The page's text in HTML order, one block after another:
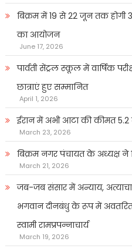
बिक्रम में 19 से 22 जून तक होगी
का आयोजन
June 17, 2026
पार्वती सेंट्रल स्कूल में वार्षिक
छात्राएं हुए सम्मानित
April 1, 2026
ईरान में अभी आटा की कीमत 5.2
March 23, 2026
बिक्रम नगर पंचायत के अध्यक्ष ने
March 21, 2026
जब-जब संसार में अन्याय,
भगवान दीनबंधु के रूप में अवतरित
स्वामी रामप्रपन्नाचार्य
March 19, 2026